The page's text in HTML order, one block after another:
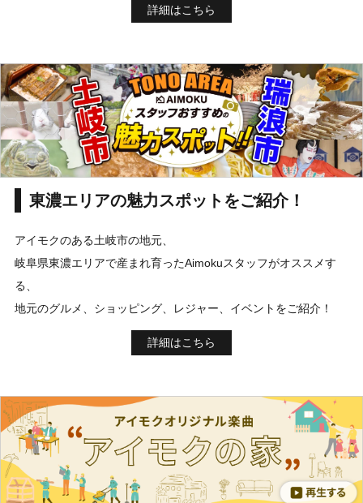
詳細はこちら
東濃エリアの魅力スポットをご紹介！
アイモクのある土岐市の地元、
岐阜県東濃エリアで産まれ育ったAimokuスタッフがオススメす
る、
地元のグルメ、ショッピング、レジャー、イベントをご紹介！
詳細はこちら